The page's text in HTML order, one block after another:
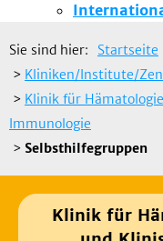
Sie sind hier: Startseite
> Kliniken/Institute/
> Klinik für
Immunologie
> Selbsthilfegruppen
Klinik für